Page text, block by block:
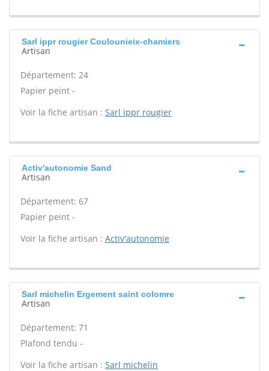
Sarl ippr rougier Coulounieix-chamiers
Artisan
Département: 24
Papier peint -
Voir la fiche artisan : Sarl ippr rougier
Activ'autonomie Sand
Artisan
Département: 67
Papier peint -
Voir la fiche artisan : Activ'autonomie
Sarl michelin Ergement saint colomre
Artisan
Département: 71
Plafond tendu -
Voir la fiche artisan : Sarl michelin